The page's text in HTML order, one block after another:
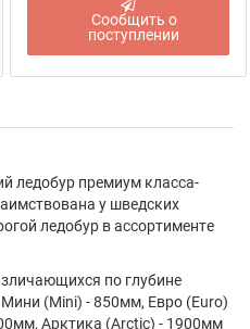
Сообщить о
поступлении
ледобур премиум класса-
у шведских
ледобур в ассортименте
по глубине
(Mini) - 850мм, Евро (Euro)
Арктика (Arctic) - 1900мм